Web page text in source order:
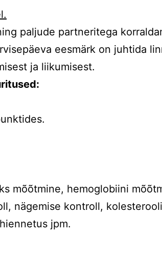
paljude partneritega
eesmärk on juhtida
ja liikumisest.
mõõtmine, hemoglobiini
nägemise kontroll, kolesterooli
jpm.